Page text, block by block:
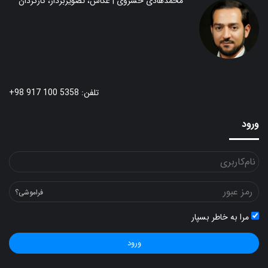
تلفن: 5358 100 917 98+
ورود
فراموشی؟
مرا به خاطر بسپار
ورود